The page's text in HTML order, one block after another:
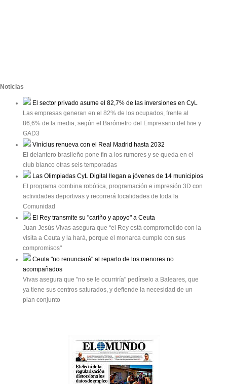
Noticias
El sector privado asume el 82,7% de las inversiones en CyL
Las empresas generan en el 82% de los ocupados, frente al
86,6% de la media, según el Barómetro del Empresario del Ivie y
GAD3
Vinícius renueva con el Real Madrid hasta 2032
El delantero brasileño pone fin a los rumores y se queda en el
club blanco otras seis temporadas
Las Olimpiadas CyL Digital llegan a jóvenes de 14 municipios
El programa combina robótica, programación e impresión 3D con
actividades deportivas y recorrerá localidades de toda la
Comunidad
El Rey transmite su "cariño y apoyo" a Ceuta
Juan Jesús Vivas asegura que “el Rey está comprometido con la
visita a Ceuta y la hará, porque el monarca cumple con sus
compromisos"
Ceuta "no renunciará" al reparto de los menores no
acompañados
Vivas asegura que "no se le ocurriría" pedírselo a Baleares, que
ya tiene sus centros saturados, y defiende la necesidad de un
plan conjunto